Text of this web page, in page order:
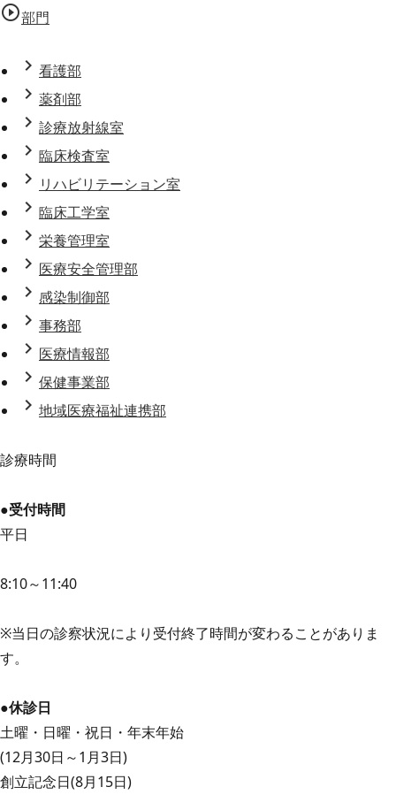
play_circle_outline部門
chevron_right 看護部
chevron_right 薬剤部
chevron_right 診療放射線室
chevron_right 臨床検査室
chevron_right リハビリテーション室
chevron_right 臨床工学室
chevron_right 栄養管理室
chevron_right 医療安全管理部
chevron_right 感染制御部
chevron_right 事務部
chevron_right 医療情報部
chevron_right 保健事業部
chevron_right 地域医療福祉連携部
診療時間
●受付時間
平日
8:10～11:40
※当日の診察状況により受付終了時間が変わることがありま
す。
●休診日
土曜・日曜・祝日・年末年始
(12月30日～1月3日)
創立記念日(8月15日)